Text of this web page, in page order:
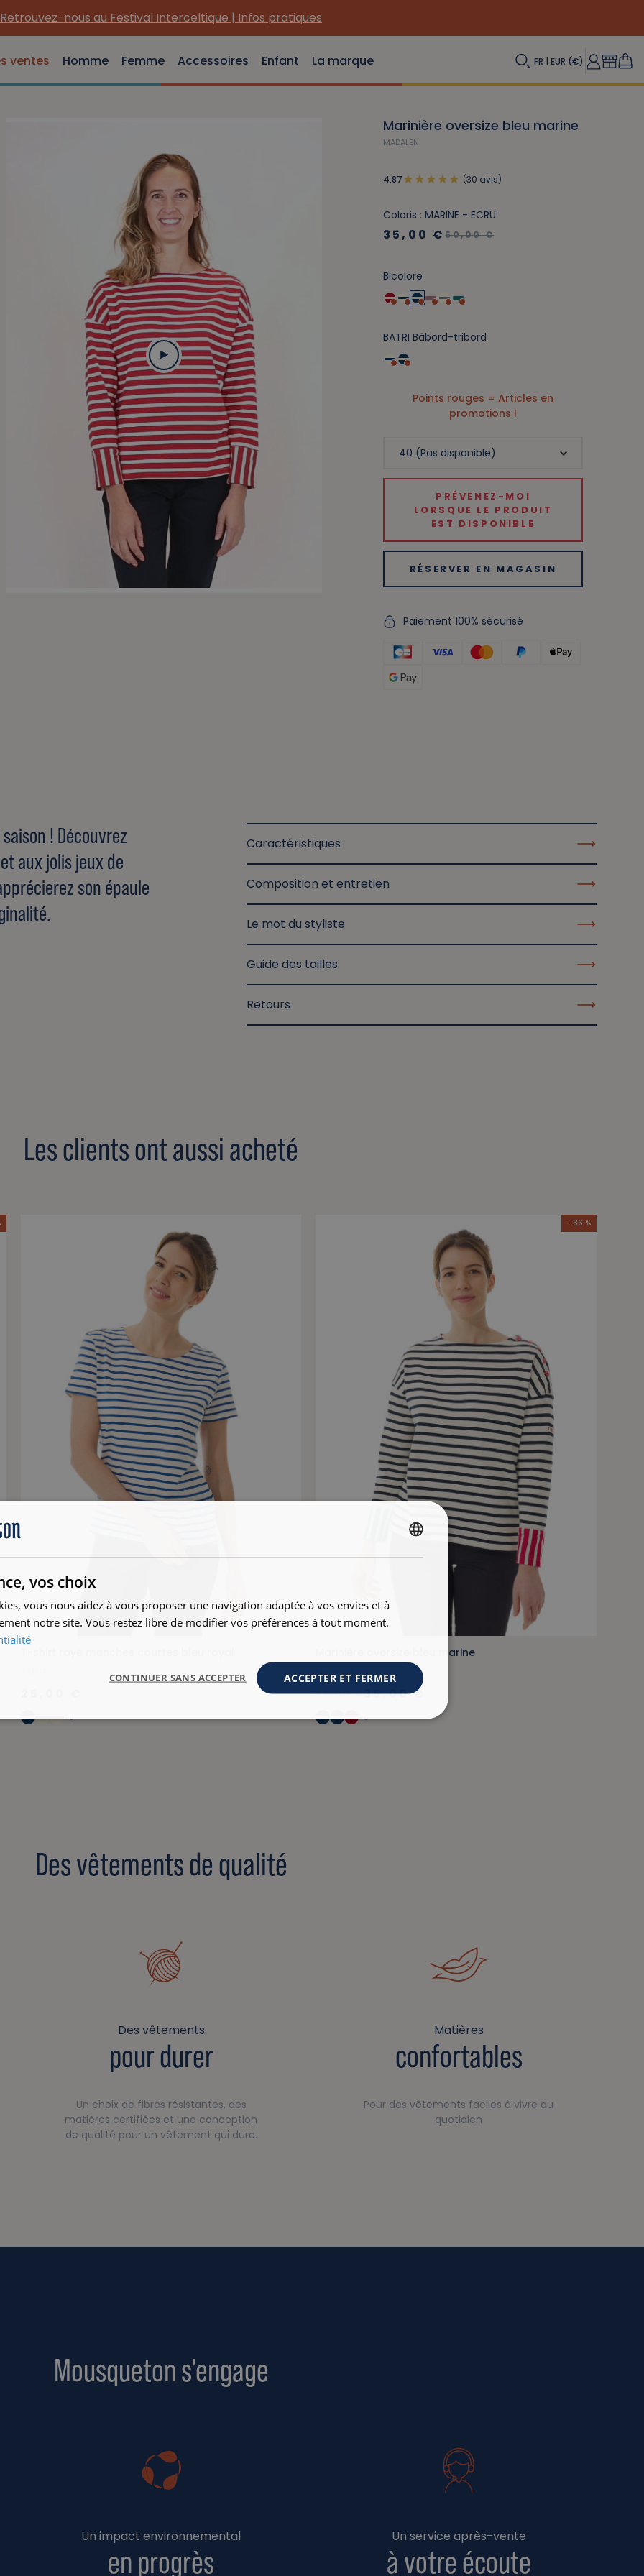
Retrouvez-nous au Festival Interceltique | Infos pratiques
ventes Homme Femme Accessoires Enfant La marque FR | EUR (€)
Marinière oversize bleu marine
MADALEN
4,87 (30 avis)
Coloris : MARINE - ECRU
35,00 €50,00 €
Bicolore
BATRI Bâbord-tribord
Points rouges = Articles en
promotions !
PRÉVENEZ-MOI
LORSQUE LE PRODUIT
EST DISPONIBLE
RÉSERVER EN MAGASIN
Paiement 100% sécurisé
! Découvrez
aux jolis jeux de
son épaule
Caractéristiques
Composition et entretien
Le mot du styliste
Guide des tailles
Retours
Les clients ont aussi acheté
+8
- 36 %
Marinière oversize bleu marine
55,00 €35,00 €
+5
Des vêtements de qualité
Des vêtements
pour durer
Un choix de fibres résistantes, des
matières certifiées et une conception
de qualité pour un vêtement qui dure.
Matières
confortables
Pour des vêtements faciles à vivre au
quotidien
Mousqueton s'engage
Un impact environnemental
en progrès
Un service après-vente
à votre écoute
vos choix
vous nous aidez à vous proposer une navigation adaptée à vos envies et à
notre site. Vous restez libre de modifier vos préférences à tout moment.
ACCEPTER ET FERMER
CONTINUER SANS ACCEPTER